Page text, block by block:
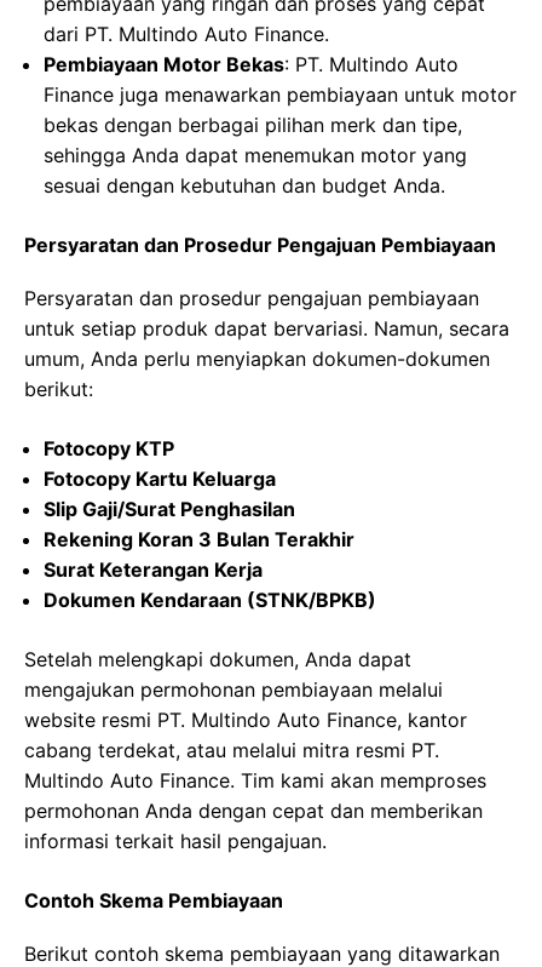
dari PT. Multindo Auto Finance.
Pembiayaan Motor Bekas: PT. Multindo Auto
Finance juga menawarkan pembiayaan untuk motor
bekas dengan berbagai pilihan merk dan tipe,
sehingga Anda dapat menemukan motor yang
sesuai dengan kebutuhan dan budget Anda.
Persyaratan dan Prosedur Pengajuan Pembiayaan
Persyaratan dan prosedur pengajuan pembiayaan
untuk setiap produk dapat bervariasi. Namun, secara
umum, Anda perlu menyiapkan dokumen-dokumen
berikut:
Fotocopy KTP
Fotocopy Kartu Keluarga
Slip Gaji/Surat Penghasilan
Rekening Koran 3 Bulan Terakhir
Surat Keterangan Kerja
Dokumen Kendaraan (STNK/BPKB)
Setelah melengkapi dokumen, Anda dapat
mengajukan permohonan pembiayaan melalui
website resmi PT. Multindo Auto Finance, kantor
cabang terdekat, atau melalui mitra resmi PT.
Multindo Auto Finance. Tim kami akan memproses
permohonan Anda dengan cepat dan memberikan
informasi terkait hasil pengajuan.
Contoh Skema Pembiayaan
Berikut contoh skema pembiayaan yang ditawarkan